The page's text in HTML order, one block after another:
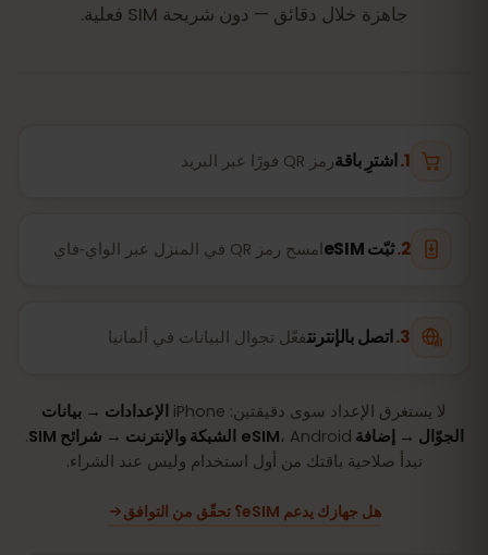
جاهزة خلال دقائق — دون شريحة SIM فعلية.
اشترِ باقةرمز QR فورًا عبر البريد
ثبّت eSIM امسح رمز QR في المنزل عبر الواي‑فاي
اتصل بالإنترنتفعّل تجوال البيانات في ألمانيا
لا يستغرق الإعداد سوى دقيقتين: iPhone
الإعدادات → بيانات
الجوّال → إضافة eSIM ، Android الشبكة والإنترنت → شرائح SIM
.
تبدأ صلاحية باقتك من أول استخدام وليس عند الشراء.
هل جهازك يدعم eSIM؟ تحقّق من التوافق